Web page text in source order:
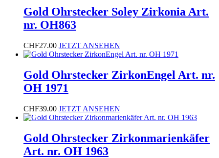
Gold Ohrstecker Soley Zirkonia Art.
nr. OH863
CHF27.00 JETZT ANSEHEN
Gold Ohrstecker ZirkonEngel Art. nr.
OH 1971
CHF39.00 JETZT ANSEHEN
Gold Ohrstecker Zirkonmarienkäfer
Art. nr. OH 1963